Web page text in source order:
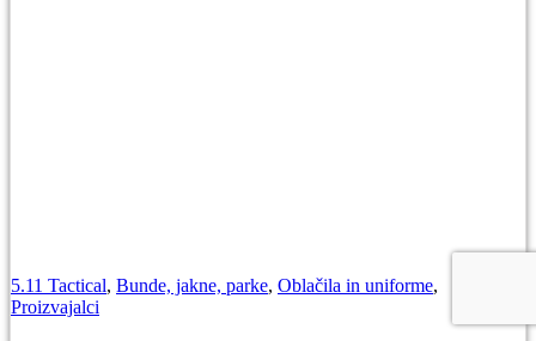
5.11 Tactical, Bunde, jakne, parke, Oblačila in uniforme,
Proizvajalci